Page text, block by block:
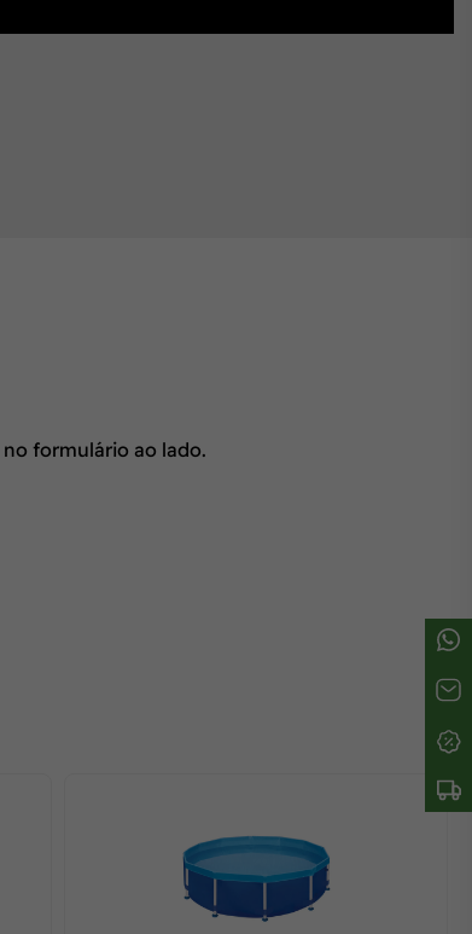
no formulário ao lado.